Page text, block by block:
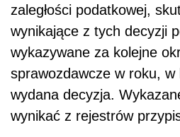
zaległości podatkowej,
wynikające z tych decyzji
wykazywane za kolejne
sprawozdawcze w roku, w
wydana decyzja.
wynikać z rejestrów